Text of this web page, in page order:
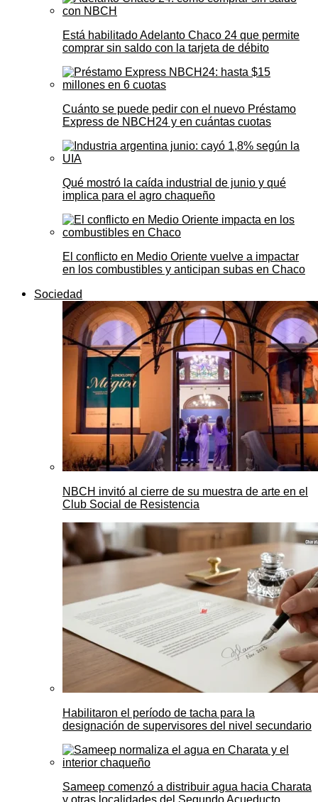
Está habilitado Adelanto Chaco 24 que permite
comprar sin saldo con la tarjeta de débito
Cuánto se puede pedir con el nuevo Préstamo
Express de NBCH24 y en cuántas cuotas
Qué mostró la caída industrial de junio y qué
implica para el agro chaqueño
El conflicto en Medio Oriente vuelve a impactar
en los combustibles y anticipan subas en Chaco
Sociedad
NBCH invitó al cierre de su muestra de arte en el
Club Social de Resistencia
Habilitaron el período de tacha para la
designación de supervisores del nivel secundario
Sameep comenzó a distribuir agua hacia Charata
y otras localidades del Segundo Acueducto